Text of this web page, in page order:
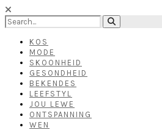
KOS
MODE
SKOONHEID
GESONDHEID
BEKENDES
LEEFSTYL
JOU LEWE
ONTSPANNING
WEN